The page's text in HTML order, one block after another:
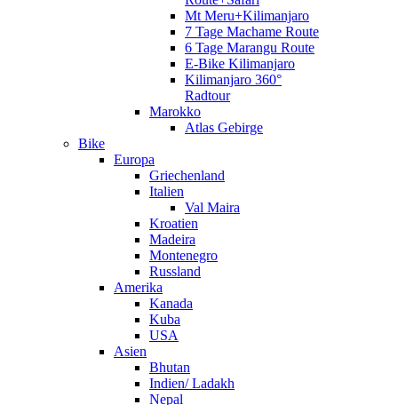
Mt Meru+Kilimanjaro
7 Tage Machame Route
6 Tage Marangu Route
E-Bike Kilimanjaro
Kilimanjaro 360°
Radtour
Marokko
Atlas Gebirge
Bike
Europa
Griechenland
Italien
Val Maira
Kroatien
Madeira
Montenegro
Russland
Amerika
Kanada
Kuba
USA
Asien
Bhutan
Indien/ Ladakh
Nepal